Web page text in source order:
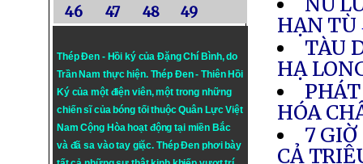
46
47 48 49
Thép Đen - Hồi ký của Đặng Chí Bình, do
Trần Nam thực hiện. Thép Đen- Thiên Hồi
Ký của một điện viên, một trong những
chiến sĩ của bóng tối thuộc Quân Lực Việt
Nam Cộng Hòa hoạt động tại miền Bắc
và đã sa vào tay giặc. Thép Đen phơi bày
HẠN TÙ
TÀU
HẠ
HÓA
7
CẢ